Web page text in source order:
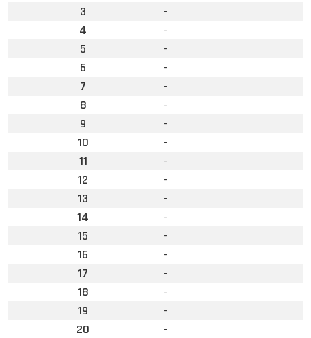
3
-
4
-
5
-
6
-
7
-
8
-
9
-
10
-
11
-
12
-
13
-
14
-
15
-
16
-
17
-
18
-
19
-
20
-